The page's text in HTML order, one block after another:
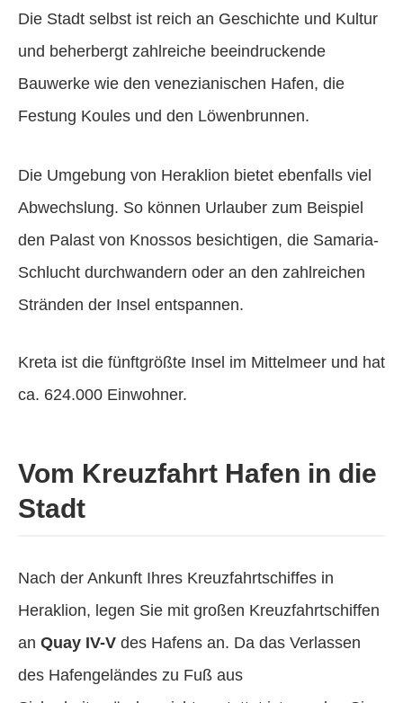
Die Stadt selbst ist reich an Geschichte und Kultur
und beherbergt zahlreiche beeindruckende
Bauwerke wie den venezianischen Hafen, die
Festung Koules und den Löwenbrunnen.
Die Umgebung von Heraklion bietet ebenfalls viel
Abwechslung. So können Urlauber zum Beispiel
den Palast von Knossos besichtigen, die Samaria-
Schlucht durchwandern oder an den zahlreichen
Stränden der Insel entspannen.
Kreta ist die fünftgrößte Insel im Mittelmeer und hat
ca. 624.000 Einwohner.
Vom Kreuzfahrt Hafen in die
Stadt
Nach der Ankunft Ihres Kreuzfahrtschiffes in
Heraklion, legen Sie mit großen Kreuzfahrtschiffen
an Quay IV-V des Hafens an. Da das Verlassen
des Hafengeländes zu Fuß aus